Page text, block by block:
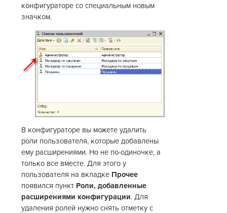
конфигураторе со специальным новым
значком.
В конфигураторе вы можете удалить
роли пользователя, которые добавлены
ему расширениями. Но не по-одиночке, а
только все вместе. Для этого у
пользователя на вкладке Прочее
появился пункт Роли, добавленные
расширениями конфигурации. Для
удаления ролей нужно снять отметку с